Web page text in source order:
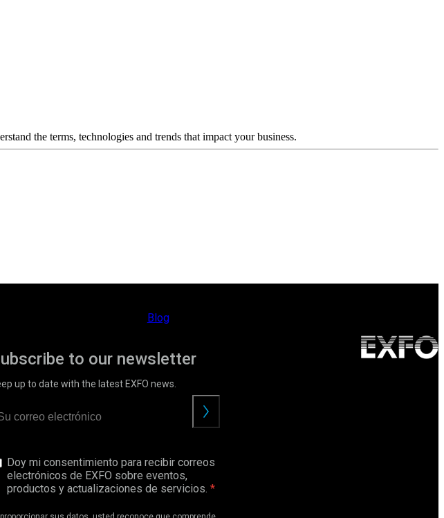
the terms, technologies and trends that impact your business.
Blog
to our newsletter
up to date with the latest EXFO news.
Doy mi consentimiento para recibir correos
electrónicos de EXFO sobre eventos,
productos y actualizaciones de servicios.